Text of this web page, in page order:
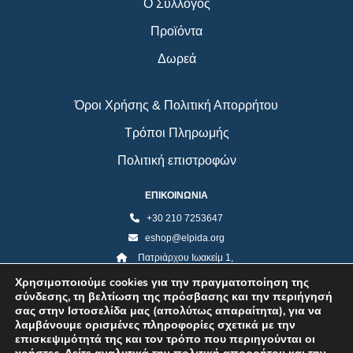
Ο Σύλλογος
Προϊόντα
Δωρεά
Όροι Χρήσης & Πολιτική Απορρήτου
Τρόποι Πληρωμής
Πολιτική επιστροφών
ΕΠΙΚΟΙΝΩΝΙΑ
+30 210 7253647
eshop@elpida.org
Πατριάρχου Ιωακείμ 1,
Χρησιμοποιούμε cookies για την πραγματοποίηση της
σύνδεσης, τη βελτίωση της πρόσβασης και την περιήγησή
σας στην Ιστοσελίδα μας (απολύτως απαραίτητα), για να
λαμβάνουμε ορισμένες πληροφορίες σχετικά με την
επισκεψιμότητά της και τον τρόπο που περιηγούνται οι